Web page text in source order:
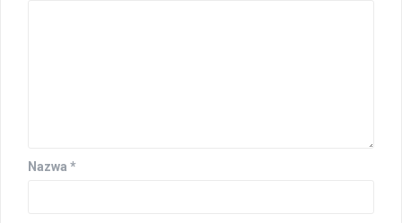
Nazwa *